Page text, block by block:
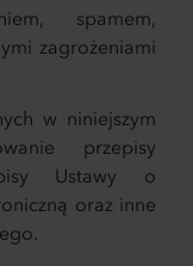
spamem,
zagrożeniami
w niniejszym
przepisy
Ustawy o
oraz inne